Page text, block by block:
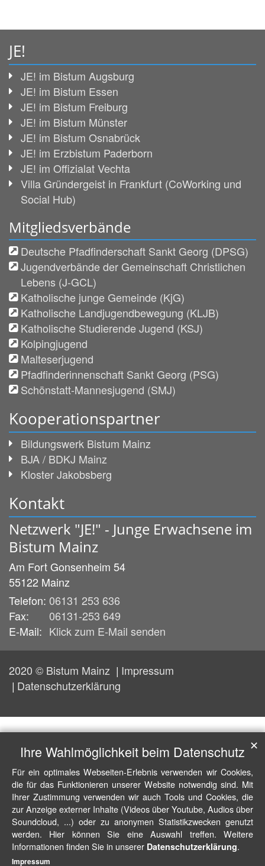
JE!
JE! im Bistum Augsburg
JE! im Bistum Essen
JE! im Bistum Freiburg
JE! im Bistum Münster
JE! im Bistum Osnabrück
JE! im Erzbistum Paderborn
JE! im Offizialat Vechta
Villa Gründergeist in Frankfurt (CoWorking und
Social Hub)
Mitgliedsverbände
Deutsche Pfadfinderschaft Sankt Georg (DPSG)
Jugendverbände der Gemeinschaft Christlichen
Lebens (J-GCL)
Katholische junge Gemeinde (KjG)
Katholische Landjugendbewegung (KLJB)
Katholische Studierende Jugend (KSJ)
Kolpingjugend
Malteserjugend
Pfadfinderinnenschaft Sankt Georg (PSG)
Schönstatt-Mannesjugend (SMJ)
Kooperationspartner
Bildungswerk Bistum Mainz
BJA / BDKJ Mainz
Kloster Jakobsberg
Kontakt
Netzwerk "JE!" - Junge Erwachsene im
Bistum Mainz
Am Fort Gonsenheim 54
55122 Mainz
Telefon: 06131 253 636
Fax:
06131-253 649
E-Mail: Klick zum E-Mail senden
2020 © Bistum Mainz
Impressum
Datenschutzerklärung
Ihre Wahlmöglichkeit beim Datenschutz
Für ein optimales Webseiten-Erlebnis verwenden wir Cookies,
die für das Funktionieren unserer Website notwendig sind. Mit
Ihrer Zustimmung verwenden wir auch Tools und Cookies, die
zur Anzeige externer Inhalte (Videos über Youtube, Audios über
Soundcloud, ...) oder zu anonymen Statistikzwecken genutzt
werden. Hier können Sie eine Auswahl treffen. Weitere
Informationen finden Sie in unserer Datenschutzerklärung.
✕
Impressum